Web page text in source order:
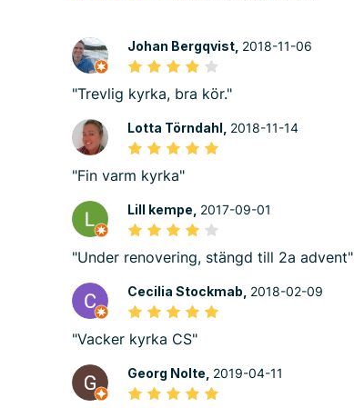
Johan Bergqvist, 2018-11-06
"Trevlig kyrka, bra kör."
Lotta Törndahl, 2018-11-14
"Fin varm kyrka"
Lill kempe, 2017-09-01
"Under renovering, stängd till 2a advent"
Cecilia Stockmab, 2018-02-09
"Vacker kyrka CS"
Georg Nolte, 2019-04-11